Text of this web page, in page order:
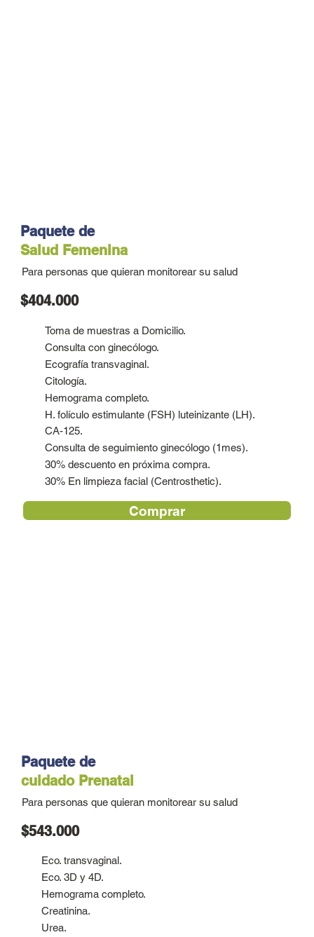
Paquete de
Salud Femenina
Para personas que quieran monitorear su salud
$404.000
Toma de muestras a Domicilio.
Consulta con ginecólogo.
Ecografía transvaginal.
Citología.
Hemograma completo.
H. folículo estimulante (FSH) luteinizante (LH).
CA-125.
Consulta de seguimiento ginecólogo (1mes).
30% descuento en próxima compra.
30% En limpieza facial (Centrosthetic).
Comprar
Paquete de
cuidado Prenatal
Para personas que quieran monitorear su salud
$543.000
Eco. transvaginal.
Eco. 3D y 4D.
Hemograma completo.
Creatinina.
Urea.